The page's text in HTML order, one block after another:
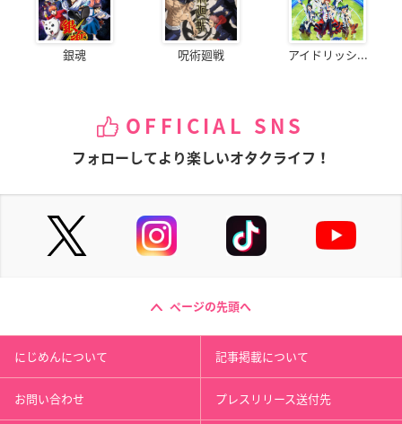
銀魂 呪術廻戦 アイドリッシ...
OFFICIAL SNS
フォローしてより楽しいオタクライフ！
ページの先頭へ
にじめんについて 記事掲載について
お問い合わせ プレスリリース送付先